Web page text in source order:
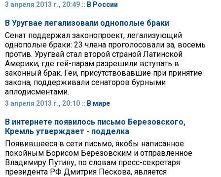
3 апреля 2013 г., 20:49 :: В России
В Уругвае легализовали однополые браки
Сенат поддержал законопроект, легализующий
однополые браки: 23 члена проголосовали за, восемь
против. Уругвай стал второй страной Латинской
Америки, где гей-парам разрешили вступать в
законный брак. Геи, присутствовавшие при принятие
закона, поддерживали сенаторов бурными
аплодисментами.
3 апреля 2013 г., 20:10 :: В мире
В интернете появилось письмо Березовского,
Кремль утверждает - подделка
Появившееся в сети письмо, якобы написанное
покойным Борисом Березовским и отправленное
Владимиру Путину, по словам пресс-секретаря
президента РФ Дмитрия Пескова, является